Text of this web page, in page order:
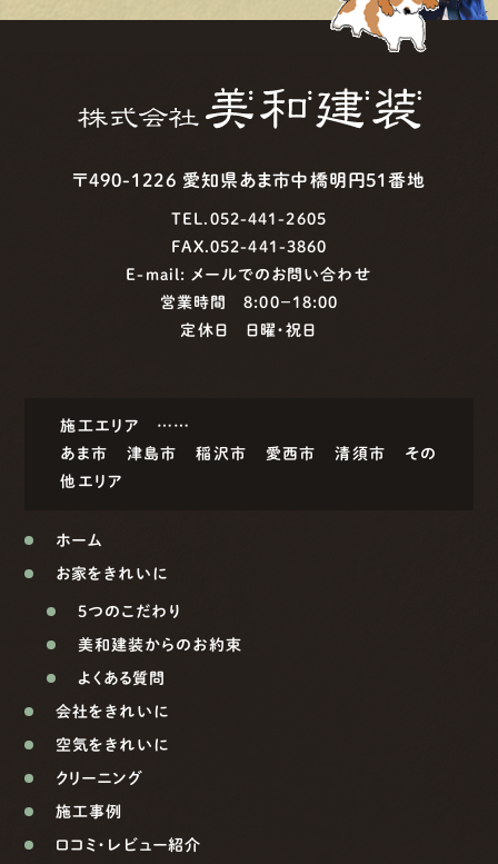
〒490-1226 愛知県あま市中橋明円51番地
TEL.052-441-2605
FAX.052-441-3860
E-mail: メールでのお問い合わせ
営業時間 8:00−18:00
定休日 日曜・祝日
施工エリア ……
あま市
津島市 稲沢市 愛西市 清須市
その
他エリア
ホーム
お家をきれいに
5つのこだわり
美和建装からのお約束
よくある質問
会社をきれいに
空気をきれいに
クリーニング
施工事例
口コミ・レビュー紹介